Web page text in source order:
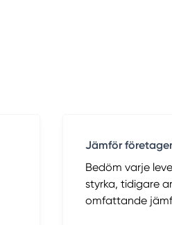
Jämför
Bedöm varje
styrka, tidigare
omfattande